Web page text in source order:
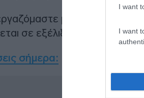
I want
I want
με το
σε εξέλιξη”, αναφέρεται
σήμερα: